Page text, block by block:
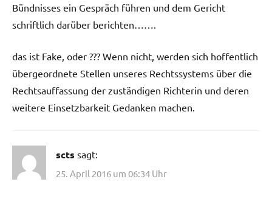
Bündnisses ein Gespräch führen und dem Gericht
schriftlich darüber berichten…….
das ist Fake, oder ??? Wenn nicht, werden sich hoffentlich
übergeordnete Stellen unseres Rechtssystems über die
Rechtsauffassung der zuständigen Richterin und deren
weitere Einsetzbarkeit Gedanken machen.
scts sagt:
25. April 2016 um 06:34 Uhr